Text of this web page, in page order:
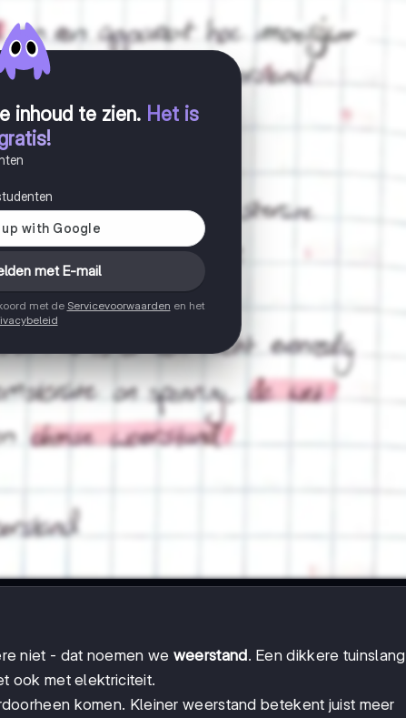
inhoud te zien. Het is
met E-mail
met de Servicevoorwaarden en het
niet - dat noemen we weerstand. Een dikkere tuinslang
ook met elektriciteit.
komen. Kleiner weerstand betekent juist meer